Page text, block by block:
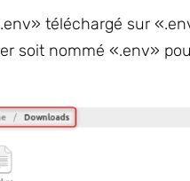
téléchargé sur
soit nommé «.env»